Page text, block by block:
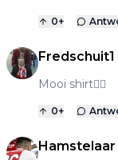
0+
Fredschuit1
Mooi shirt👌🏻
0+
Hamstelaar